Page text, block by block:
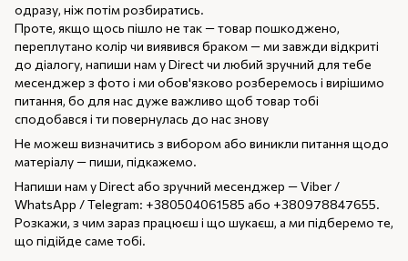
одразу, ніж потім розбиратись.
Проте, якщо щось пішло не так — товар пошкоджено,
переплутано колір чи виявився браком — ми завжди відкриті
до діалогу, напиши нам у Direct чи любий зручний для тебе
месенджер з фото і ми обов'язково розберемось і вирішимо
питання, бо для нас дуже важливо щоб товар тобі
сподобався і ти повернулась до нас знову
Не можеш визначитись з вибором або виникли питання щодо
матеріалу — пиши, підкажемо.
Напиши нам у Direct або зручний месенджер — Viber /
WhatsApp / Telegram: +380504061585 або +380978847655.
Розкажи, з чим зараз працюєш і що шукаєш, а ми підберемо те,
що підійде саме тобі.